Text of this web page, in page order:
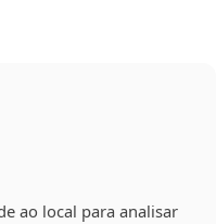
ao local para analisar